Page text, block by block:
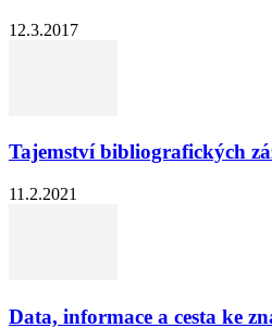
12.3.2017
Tajemství bibliografických
11.2.2021
Data, informace a cesta ke